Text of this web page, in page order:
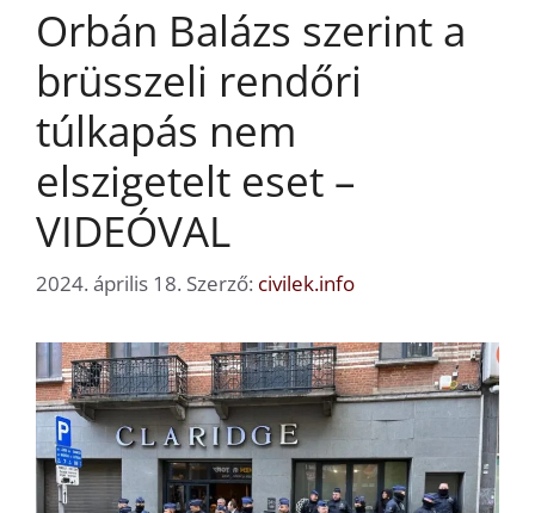
Orbán Balázs szerint a
brüsszeli rendőri
túlkapás nem
elszigetelt eset –
VIDEÓVAL
2024. április 18. Szerző: civilek.info